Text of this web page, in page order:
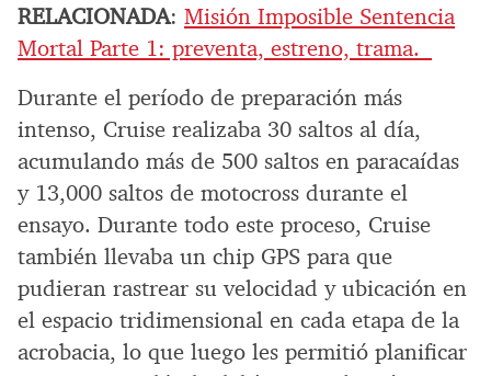
RELACIONADA: Misión Imposible Sentencia
Mortal Parte 1: preventa, estreno, trama.
Durante el período de preparación más
intenso, Cruise realizaba 30 saltos al día,
acumulando más de 500 saltos en paracaídas
y 13,000 saltos de motocross durante el
ensayo. Durante todo este proceso, Cruise
también llevaba un chip GPS para que
pudieran rastrear su velocidad y ubicación en
el espacio tridimensional en cada etapa de la
acrobacia, lo que luego les permitió planificar